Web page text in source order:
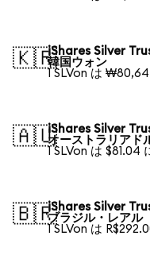
🇰🇷iShares Silver
韓国ウォン
1 SLVon は
🇦🇺iShares Silver
オーストラリアド
1 SLVon は $81.04
🇧🇷iShares Silver
ブラジル・レアル
1 SLVon は